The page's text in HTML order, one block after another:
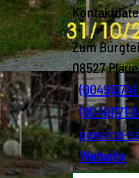
Zum
08527
(0049)3741
(0049)171
pension-
Website